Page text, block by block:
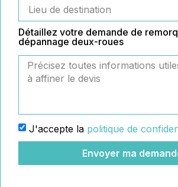
Détaillez votre demande de
dépannage deux-roues
J'accepte la politique de
Envoyer ma